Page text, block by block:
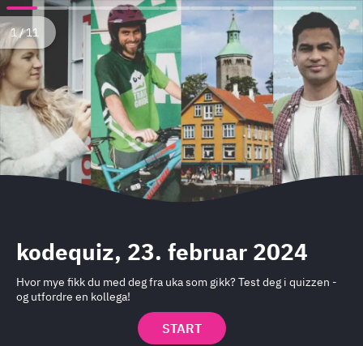
1 2 3 4 5 6 8 10
11
1 / 11
kodequiz, 23. februar 2024
Hvor mye fikk du med deg fra uka som gikk? Test deg i quizzen -
og utfordre en kollega!
START